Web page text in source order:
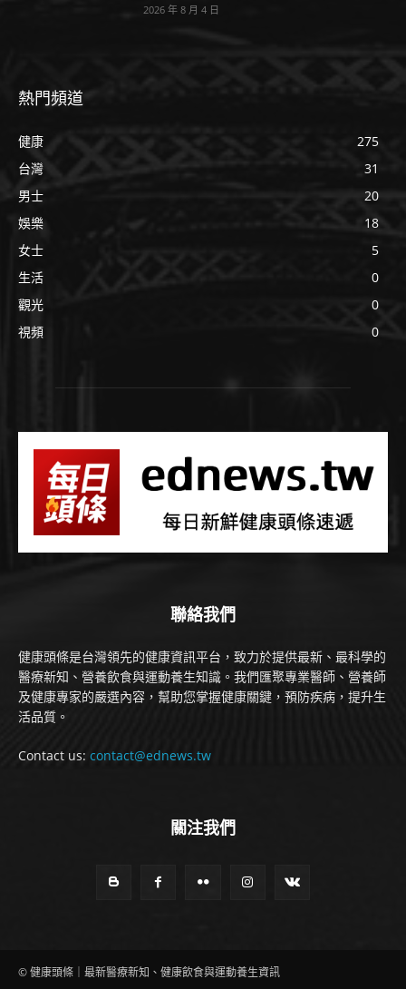
2026 年 8 月 4 日
熱門頻道
健康
275
台灣
31
男士
20
娛樂
18
女士
5
生活
0
觀光
0
視頻
0
聯絡我們
健康頭條是台灣領先的健康資訊平台，致力於提供最新、最科學的
醫療新知、營養飲食與運動養生知識。我們匯聚專業醫師、營養師
及健康專家的嚴選內容，幫助您掌握健康關鍵，預防疾病，提升生
活品質。
Contact us: contact@ednews.tw
關注我們
© 健康頭條｜最新醫療新知、健康飲食與運動養生資訊